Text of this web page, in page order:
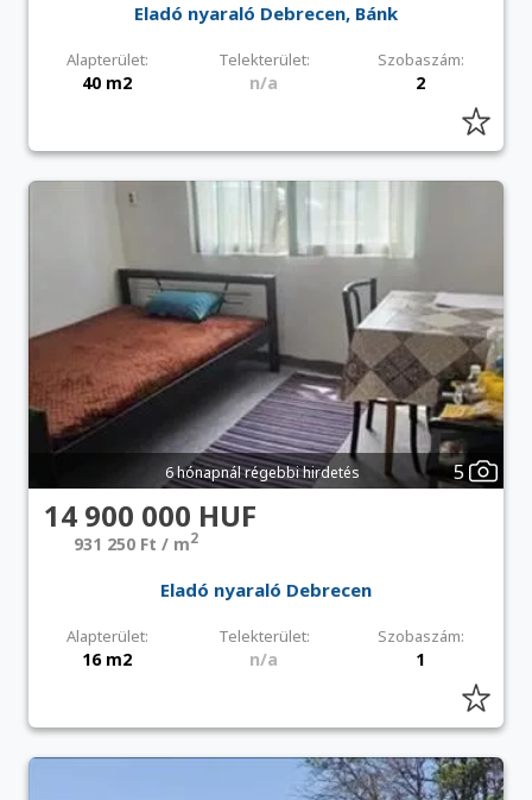
Eladó nyaraló Debrecen, Bánk
Alapterület: Telekterület: Szobaszám:
40 m2 n/a 2
6 hónapnál régebbi hirdetés 5
14 900 000 HUF
931 250 Ft / m2
Eladó nyaraló Debrecen
Alapterület: Telekterület: Szobaszám:
16 m2 n/a 1